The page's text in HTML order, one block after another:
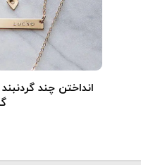
انداختن چند